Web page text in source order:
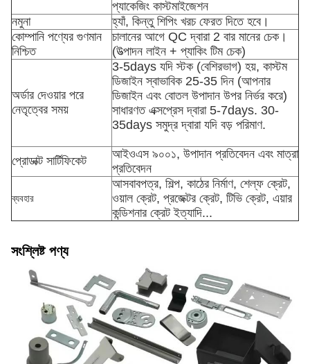
প্যাকেজিং কাস্টমাইজেশন
নমুনা
হ্যাঁ, কিন্তু শিপিং খরচ ফেরত দিতে হবে।
কোম্পানি পণ্যের গুণমান
নিশ্চিত
চালানের আগে QC দ্বারা 2 বার মানের চেক।
(উত্পাদন লাইন + প্যাকিং টিম চেক)
অর্ডার দেওয়ার পরে
নেতৃত্বের সময়
3-5days যদি স্টক (বেশিরভাগ) হয়, কাস্টম
ডিজাইন স্বাভাবিক 25-35 দিন (আপনার
ডিজাইন এবং বোতল উপাদান উপর নির্ভর করে)
সাধারণত এক্সপ্রেস দ্বারা 5-7days. 30-
35days সমুদ্র দ্বারা যদি বড় পরিমাণ.
প্রোডাক্ট সার্টিফিকেট
আইওএস ৯০০১, উপাদান প্রতিবেদন এবং মাত্রা
প্রতিবেদন
ব্যবহার
আসবাবপত্র, শিল্প, কাঠের নির্মাণ, শেল্ফ ক্রেট,
ওয়াল ক্রেট, প্রজেক্টর ক্রেট, টিভি ক্রেট, এয়ার
কন্ডিশনার ক্রেট ইত্যাদি...
সংশ্লিষ্ট পণ্য